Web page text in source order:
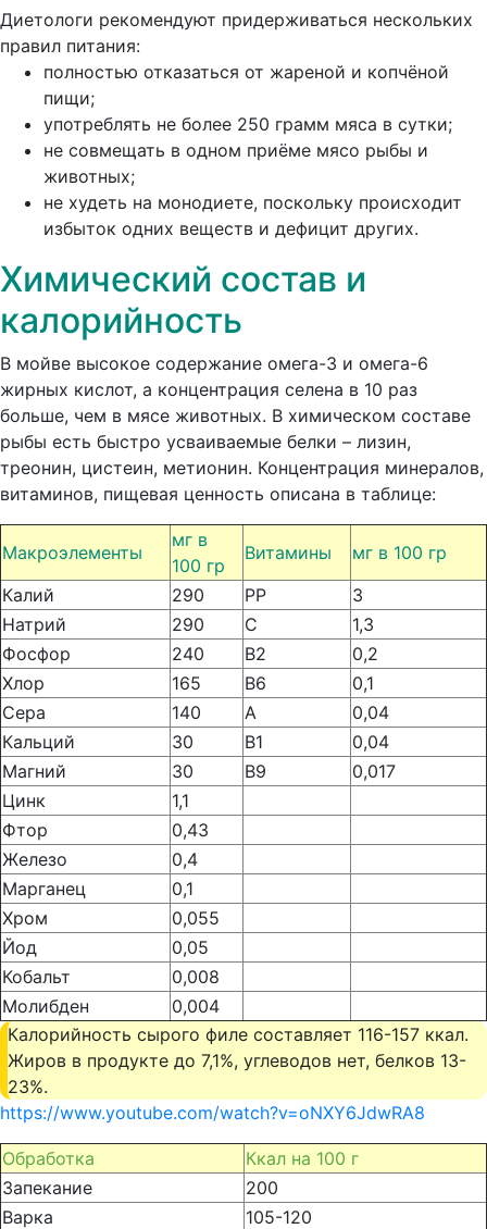
Диетологи рекомендуют придерживаться нескольких
правил питания:
полностью отказаться от жареной и копчёной
пищи;
употреблять не более 250 грамм мяса в сутки;
не совмещать в одном приёме мясо рыбы и
животных;
не худеть на монодиете, поскольку происходит
избыток одних веществ и дефицит других.
Химический состав и
калорийность
В мойве высокое содержание омега-3 и омега-6
жирных кислот, а концентрация селена в 10 раз
больше, чем в мясе животных. В химическом составе
рыбы есть быстро усваиваемые белки – лизин,
треонин, цистеин, метионин. Концентрация минералов,
витаминов, пищевая ценность описана в таблице:
Макроэлементы
мг в
100 гр
Витамины
мг в 100 гр
Калий
290 РР
3
Натрий
290 С
1,3
Фосфор
240 В2
0,2
Хлор
165 В6
0,1
Сера
140 А
0,04
Кальций
30 В1
0,04
Магний
30 В9
0,017
Цинк
1,1
Фтор
0,43
Железо
0,4
Марганец
0,1
Хром
0,055
Йод
0,05
Кобальт
0,008
Молибден
0,004
Калорийность сырого филе составляет 116-157 ккал.
Жиров в продукте до 7,1%, углеводов нет, белков 13-
23%.
https://www.youtube.com/watch?v=oNXY6JdwRA8
Обработка
Ккал на 100 г
Запекание
200
Варка
105-120